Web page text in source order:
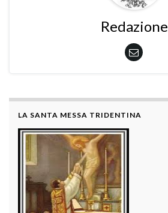
Redazione
LA SANTA MESSA TRIDENTINA